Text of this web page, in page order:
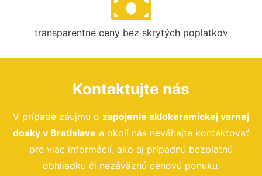
transparentné ceny bez skrytých poplatkov
Kontaktujte nás
V prípade záujmu o zapojenie sklokeramickej varnej
dosky v Bratislave a okolí nás neváhajte kontaktovať
pre viac informácií, ako aj prípadnú bezplatnú
obhliadku či nezáväznú cenovú ponuku.